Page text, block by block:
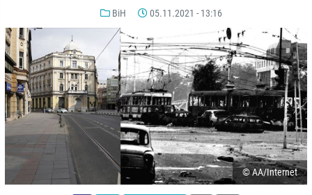
BiH 05.11.2021 - 13:16
© AA/Internet